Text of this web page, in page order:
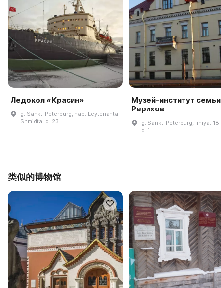
Ледокол «Красин»
g. Sankt-Peterburg, nab. Leytenanta
Shmidta, d. 23
Музей-институт семьи
Рерихов
g. Sankt-Peterburg, liniya.
d. 1
类似的博物馆